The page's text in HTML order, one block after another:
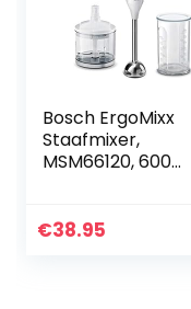
Bosch ErgoMixx
Staafmixer,
MSM66120, 600
mixer-maatbeker,
€38.95